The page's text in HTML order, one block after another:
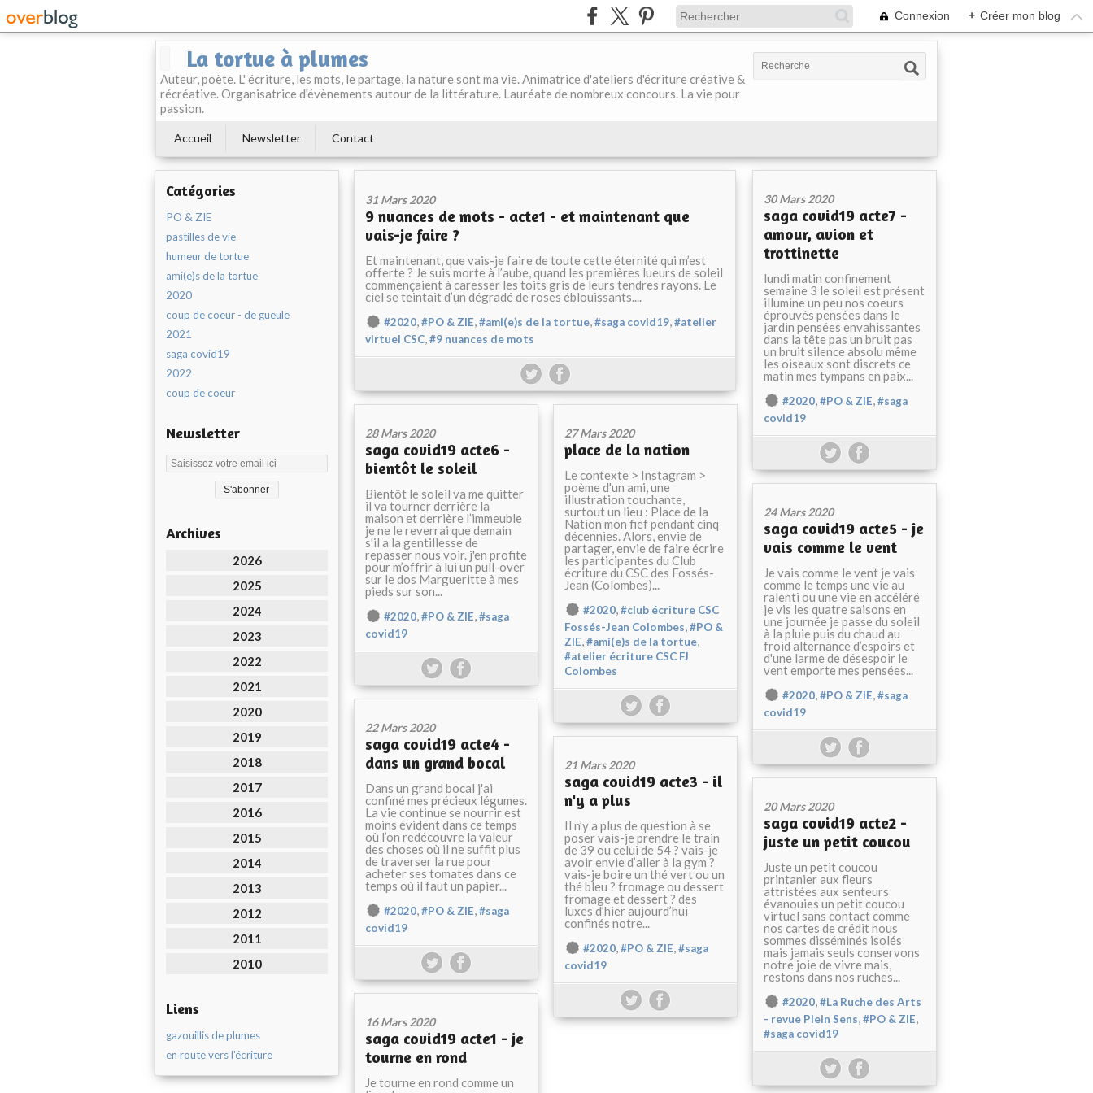
Connexion + Créer mon blog
La tortue à plumes
Auteur, poète. L' écriture, les mots, le partage, la nature sont ma vie. Animatrice d'ateliers d'écriture créative &
récréative. Organisatrice d'évènements autour de la littérature. Lauréate de nombreux concours. La vie pour
passion.
Accueil Newsletter Contact
Catégories
PO & ZIE
pastilles de vie
humeur de tortue
ami(e)s de la tortue
2020
coup de coeur - de gueule
2021
saga covid19
2022
coup de coeur
Newsletter
Archives
2026
2025
2024
2023
2022
2021
2020
2019
2018
2017
2016
2015
2014
2013
2012
2011
2010
Liens
gazouillis de plumes
en route vers l'écriture
31 Mars 2020
9 nuances de mots - acte1 - et maintenant que
vais-je faire ?
Et maintenant, que vais-je faire de toute cette éternité qui m’est
offerte ? Je suis morte à l’aube, quand les premières lueurs de soleil
commençaient à caresser les toits gris de leurs tendres rayons. Le
ciel se teintait d’un dégradé de roses éblouissants....
#2020,#PO & ZIE,#ami(e)s de la tortue,#saga covid19,#atelier
virtuel CSC,#9 nuances de mots
30 Mars 2020
saga covid19 acte7 -
amour, avion et
trottinette
lundi matin confinement
semaine 3 le soleil est présent
illumine un peu nos coeurs
éprouvés pensées dans le
jardin pensées envahissantes
dans la tête pas un bruit pas
un bruit silence absolu même
les oiseaux sont discrets ce
matin mes tympans en paix...
#2020,#PO & ZIE,#saga
covid19
28 Mars 2020
saga covid19 acte6 -
bientôt le soleil
Bientôt le soleil va me quitter
il va tourner derrière la
maison et derrière l’immeuble
je ne le reverrai que demain
s'il a la gentillesse de
repasser nous voir. j'en profite
pour m’offrir à lui un pull-over
sur le dos Margueritte à mes
pieds sur son...
#2020,#PO & ZIE,#saga
covid19
27 Mars 2020
place de la nation
Le contexte > Instagram >
poème d'un ami, une
illustration touchante,
surtout un lieu : Place de la
Nation mon fief pendant cinq
décennies. Alors, envie de
partager, envie de faire écrire
les participantes du Club
écriture du CSC des Fossés-
Jean (Colombes)...
#2020,#club écriture CSC
Fossés-Jean Colombes,#PO &
ZIE,#ami(e)s de la tortue,
#atelier écriture CSC FJ
Colombes
24 Mars 2020
saga covid19 acte5 - je
vais comme le vent
Je vais comme le vent je vais
comme le temps une vie au
ralenti ou une vie en accéléré
je vis les quatre saisons en
une journée je passe du soleil
à la pluie puis du chaud au
froid alternance d’espoirs et
d'une larme de désespoir le
vent emporte mes pensées...
#2020,#PO & ZIE,#saga
covid19
22 Mars 2020
saga covid19 acte4 -
dans un grand bocal
Dans un grand bocal j'ai
confiné mes précieux légumes.
La vie continue se nourrir est
moins évident dans ce temps
où l’on redécouvre la valeur
des choses où il ne suffit plus
de traverser la rue pour
acheter ses tomates dans ce
temps où il faut un papier...
#2020,#PO & ZIE,#saga
covid19
21 Mars 2020
saga covid19 acte3 - il
n'y a plus
Il n’y a plus de question à se
poser vais-je prendre le train
de 39 ou celui de 54 ? vais-je
avoir envie d’aller à la gym ?
vais-je boire un thé vert ou un
thé bleu ? fromage ou dessert
fromage et dessert ? des
luxes d’hier aujourd’hui
confinés notre...
#2020,#PO & ZIE,#saga
covid19
20 Mars 2020
saga covid19 acte2 -
juste un petit coucou
Juste un petit coucou
printanier aux fleurs
attristées aux senteurs
évanouies un petit coucou
virtuel sans contact comme
nos cartes de crédit nous
sommes disséminés isolés
mais jamais seuls conservons
notre joie de vivre mais,
restons dans nos ruches...
#2020,#La Ruche des Arts
- revue Plein Sens,#PO & ZIE,
#saga covid19
16 Mars 2020
saga covid19 acte1 - je
tourne en rond
Je tourne en rond comme un